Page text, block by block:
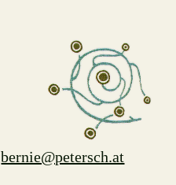
bernie@petersch.at